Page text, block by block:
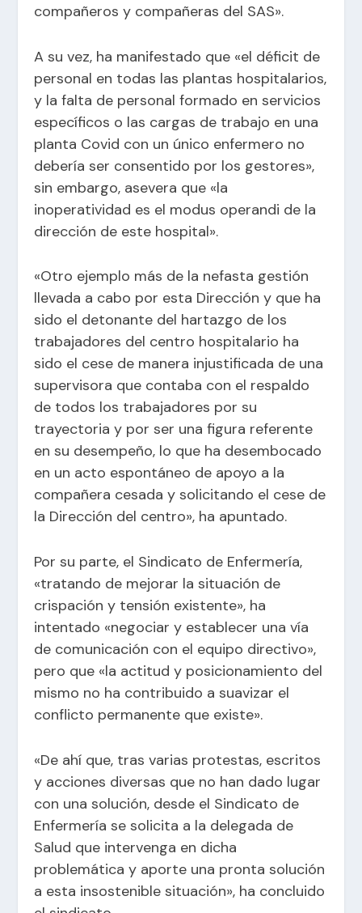
compañeros y compañeras del SAS».
A su vez, ha manifestado que «el déficit de
personal en todas las plantas hospitalarios,
y la falta de personal formado en servicios
específicos o las cargas de trabajo en una
planta Covid con un único enfermero no
debería ser consentido por los gestores»,
sin embargo, asevera que «la
inoperatividad es el modus operandi de la
dirección de este hospital».
«Otro ejemplo más de la nefasta gestión
llevada a cabo por esta Dirección y que ha
sido el detonante del hartazgo de los
trabajadores del centro hospitalario ha
sido el cese de manera injustificada de una
supervisora que contaba con el respaldo
de todos los trabajadores por su
trayectoria y por ser una figura referente
en su desempeño, lo que ha desembocado
en un acto espontáneo de apoyo a la
compañera cesada y solicitando el cese de
la Dirección del centro», ha apuntado.
Por su parte, el Sindicato de Enfermería,
«tratando de mejorar la situación de
crispación y tensión existente», ha
intentado «negociar y establecer una vía
de comunicación con el equipo directivo»,
pero que «la actitud y posicionamiento del
mismo no ha contribuido a suavizar el
conflicto permanente que existe».
«De ahí que, tras varias protestas, escritos
y acciones diversas que no han dado lugar
con una solución, desde el Sindicato de
Enfermería se solicita a la delegada de
Salud que intervenga en dicha
problemática y aporte una pronta solución
a esta insostenible situación», ha concluido